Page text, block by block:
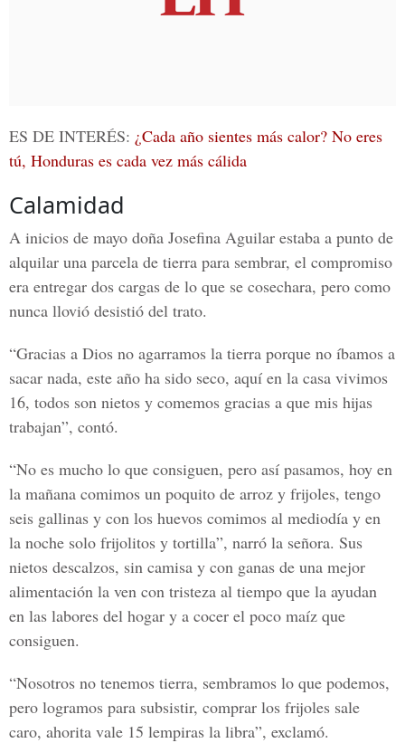
ES DE INTERÉS: ¿Cada año sientes más calor? No eres
tú, Honduras es cada vez más cálida
Calamidad
A inicios de mayo doña Josefina Aguilar estaba a punto de
alquilar una parcela de tierra para sembrar, el compromiso
era entregar dos cargas de lo que se cosechara, pero como
nunca llovió desistió del trato.
“Gracias a Dios no agarramos la tierra porque no íbamos a
sacar nada, este año ha sido seco, aquí en la casa vivimos
16, todos son nietos y comemos gracias a que mis hijas
trabajan”, contó.
“No es mucho lo que consiguen, pero así pasamos, hoy en
la mañana comimos un poquito de arroz y frijoles, tengo
seis gallinas y con los huevos comimos al mediodía y en
la noche solo frijolitos y tortilla”, narró la señora. Sus
nietos descalzos, sin camisa y con ganas de una mejor
alimentación la ven con tristeza al tiempo que la ayudan
en las labores del hogar y a cocer el poco maíz que
consiguen.
“Nosotros no tenemos tierra, sembramos lo que podemos,
pero logramos para subsistir, comprar los frijoles sale
caro, ahorita vale 15 lempiras la libra”, exclamó.